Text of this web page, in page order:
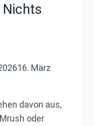
Nichts
16. März
davon aus,
oder